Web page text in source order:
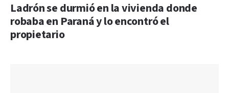
Ladrón se durmió en la vivienda donde
robaba en Paraná y lo encontró el
propietario